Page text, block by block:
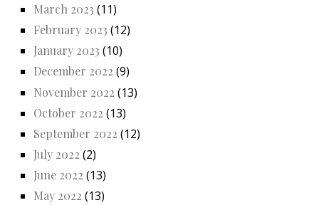
March 2023 (11)
February 2023 (12)
January 2023 (10)
December 2022 (9)
November 2022 (13)
October 2022 (13)
September 2022 (12)
July 2022 (2)
June 2022 (13)
May 2022 (13)